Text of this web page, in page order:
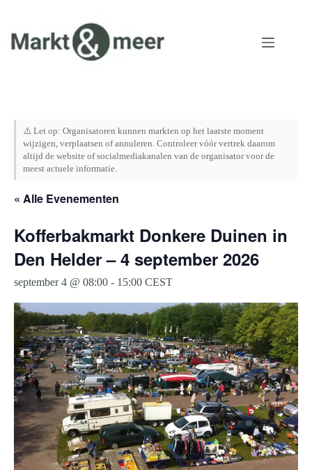
inhoud
⚠️ Let op: Organisatoren kunnen markten op het laatste moment
wijzigen, verplaatsen of annuleren. Controleer vóór vertrek daarom
altijd de website of socialmediakanalen van de organisator voor de
meest actuele informatie.
« Alle Evenementen
Kofferbakmarkt Donkere Duinen in
Den Helder – 4 september 2026
september 4 @ 08:00 - 15:00 CEST